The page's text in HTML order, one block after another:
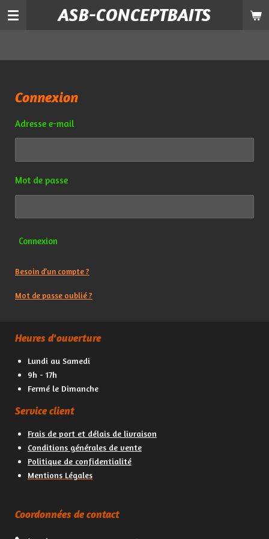
Passer
principal
ASB-CONCEPTBAITS
Connexion
Adresse e-mail
Mot de passe
Connexion
Besoin d’un compte ?
Mot de passe oublié ?
Heures d'ouverture
Lundi au Samedi
9h - 17h
Fermé le Dimanche
Service client
Frais de port et délais de livraison
Conditions générales de vente
Politique de confidentialité
Mentions Légales
Coordonnées de contact